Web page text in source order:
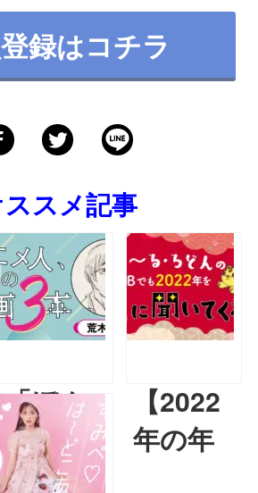
録はコチラ
スメ記事
「ぼん
くらど
もが一
【2022
年の年